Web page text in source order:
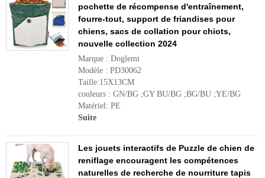
pochette de récompense d'entraînement,
fourre-tout, support de friandises pour
chiens, sacs de collation pour chiots,
nouvelle collection 2024
Marque : Doglemi
Modèle : PD30062
Taille:15X13CM
couleurs : GN/BG ;GY BU/BG ;BG/BU ;YE/BG
Matériel: PE
Suite
Les jouets interactifs de Puzzle de chien de
reniflage encouragent les compétences
naturelles de recherche de nourriture tapis